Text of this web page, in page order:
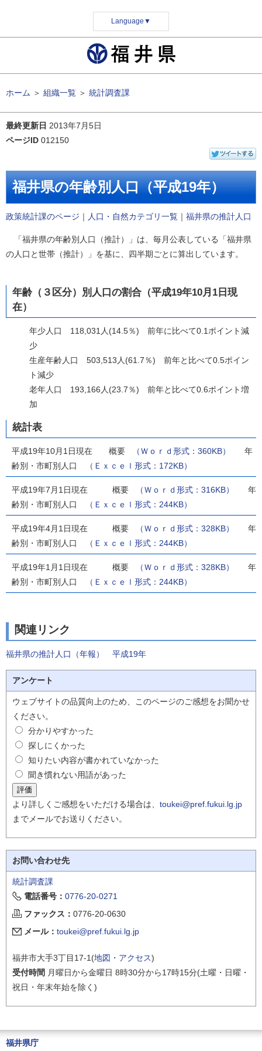
Language ▼
ホーム ＞ 組織一覧 ＞ 統計調査課
最終更新日 2013年7月5日
ページID 012150
福井県の年齢別人口（平成19年）
政策統計課のページ ｜ 人口・自然カテゴリ一覧 ｜ 福井県の推計人口
「福井県の年齢別人口（推計）」は、毎月公表している「福井県
の人口と世帯（推計）」を基に、四半期ごとに算出しています。
年齢（３区分）別人口の割合（平成19年10月1日現
在）
年少人口 118,031人(14.5％) 前年に比べて0.1ポイント減
少
生産年齢人口 503,513人(61.7％) 前年と比べて0.5ポイン
ト減少
老年人口 193,166人(23.7％) 前年と比べて0.6ポイント増
加
統計表
平成19年10月1日現在 概要 （Ｗｏｒｄ形式：360KB）
年
齢別・市町別人口
（Ｅｘｃｅｌ形式：172KB）
平成19年7月1日現在 概要 （Ｗｏｒｄ形式：316KB）
年
齢別・市町別人口
（Ｅｘｃｅｌ形式：244KB）
平成19年4月1日現在 概要 （Ｗｏｒｄ形式：328KB）
年
齢別・市町別人口
（Ｅｘｃｅｌ形式：244KB）
平成19年1月1日現在 概要 （Ｗｏｒｄ形式：328KB）
年
齢別・市町別人口
（Ｅｘｃｅｌ形式：244KB）
関連リンク
福井県の推計人口（年報） 平成19年
アンケート
ウェブサイトの品質向上のため、このページのご感想をお聞かせ
ください。
分かりやすかった
探しにくかった
知りたい内容が書かれていなかった
聞き慣れない用語があった
より詳しくご感想をいただける場合は、 toukei@pref.fukui.lg.jp
までメールでお送りください。
お問い合わせ先
統計調査課
電話番号： 0776-20-0271
ファックス： 0776-20-0630
メール： toukei@pref.fukui.lg.jp
福井市大手3丁目17-1(地図・アクセス)
受付時間 月曜日から金曜日 8時30分から17時15分(土曜・日曜・
祝日・年末年始を除く)
福井県庁